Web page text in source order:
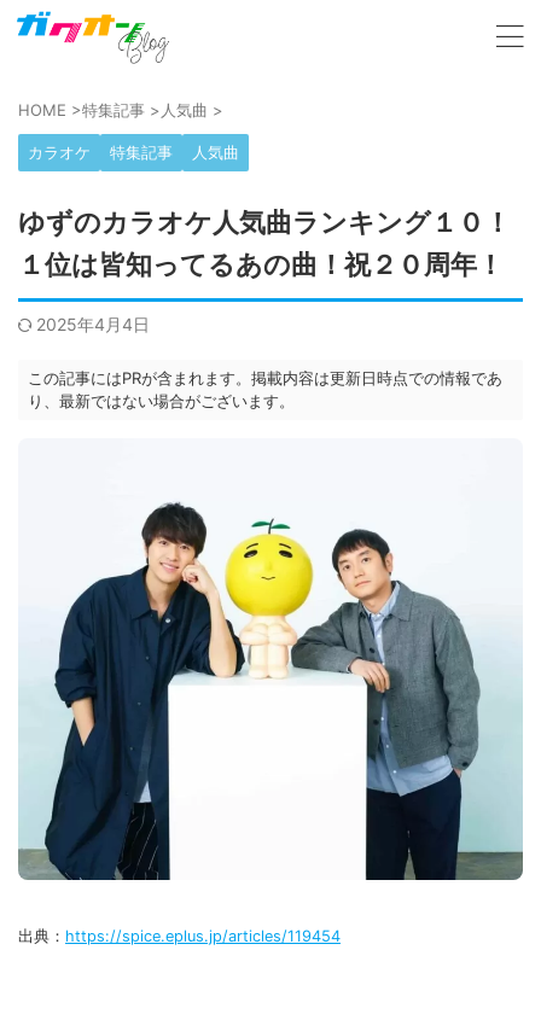
HOME >特集記事 > 人気曲 >
カラオケ 特集記事 人気曲
ゆずのカラオケ人気曲ランキング１０！
１位は皆知ってるあの曲！祝２０周年！
2025年4月4日
この記事にはPRが含まれます。掲載内容は更新日時点での情報であ
り、最新ではない場合がございます。
出典： https://spice.eplus.jp/articles/119454